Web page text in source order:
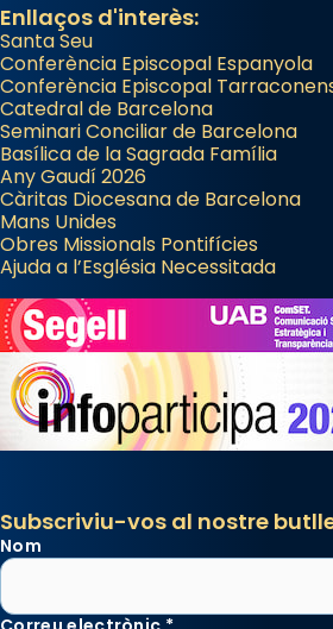
Enllaços d'interès:
Santa Seu
Conferència Episcopal Espanyola
Conferència Episcopal
Catedral de Barcelona
Seminari Conciliar de Barcelona
Basílica de la Sagrada Família
Any Gaudí 2026
Càritas Diocesana de Barcelona
Mans Unides
Obres Missionals Pontifícies
Ajuda a l’Església Necessitada
Subscriviu-vos al nostre
Nom